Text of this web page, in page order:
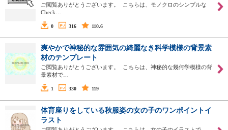
ご閲覧ありがとうございます。 こちらは、モノクロのシンプルな
Check…
0 316 110.6
爽やかで神秘的な雰囲気の綺麗なき科学模様の背景素
材のテンプレート
ご閲覧ありがとうございます。 こちらは、神秘的な幾何学模様の背
景素材で…
1 330 119
体育座りをしている秋服姿の女の子のワンポイントイ
ラスト